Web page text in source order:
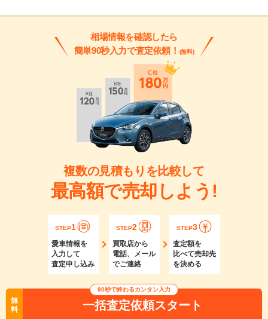
相場情報を確認したら
簡単90秒入力で査定依頼！ (無料)
複数の見積もりを比較して
最高額で売却しよう!
STEP1
愛車情報を
入力して
査定申し込み
STEP2
買取店から
電話、メール
でご連絡
STEP3
査定額を
比べて売却先
を決める
無
料
90秒で終わるカンタン入力
一括査定依頼スタート